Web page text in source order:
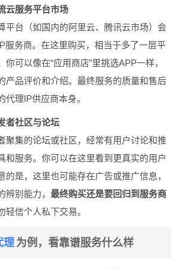
云服务平台市场
平台（如国内的阿里云、腾讯云市场）会
服务商。在这里购买，相当于多了一层平
你可以像在“应用商店”里挑选APP一样，
产品评价和介绍。最终服务的质量和售后
代理IP供应商本身。
者社区与论坛
聚集的论坛或社区，经常有用户讨论和推
和服务。你可以在这里看到更真实的用户
的是，这里也可能存在广告或推广信息，
辨别能力， 最终购买还是要回归到服务商
轻信个人私下交易。
理 为例，看靠谱服务什么样